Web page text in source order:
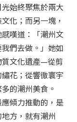
始終聚焦於兩大
化；而另一塊，
嘆道：「潮州文
們去做。」她如
質文化遺產—從剪
花；從響徹寰宇
的潮州美食。
傾力推動的，是
方，就有潮州